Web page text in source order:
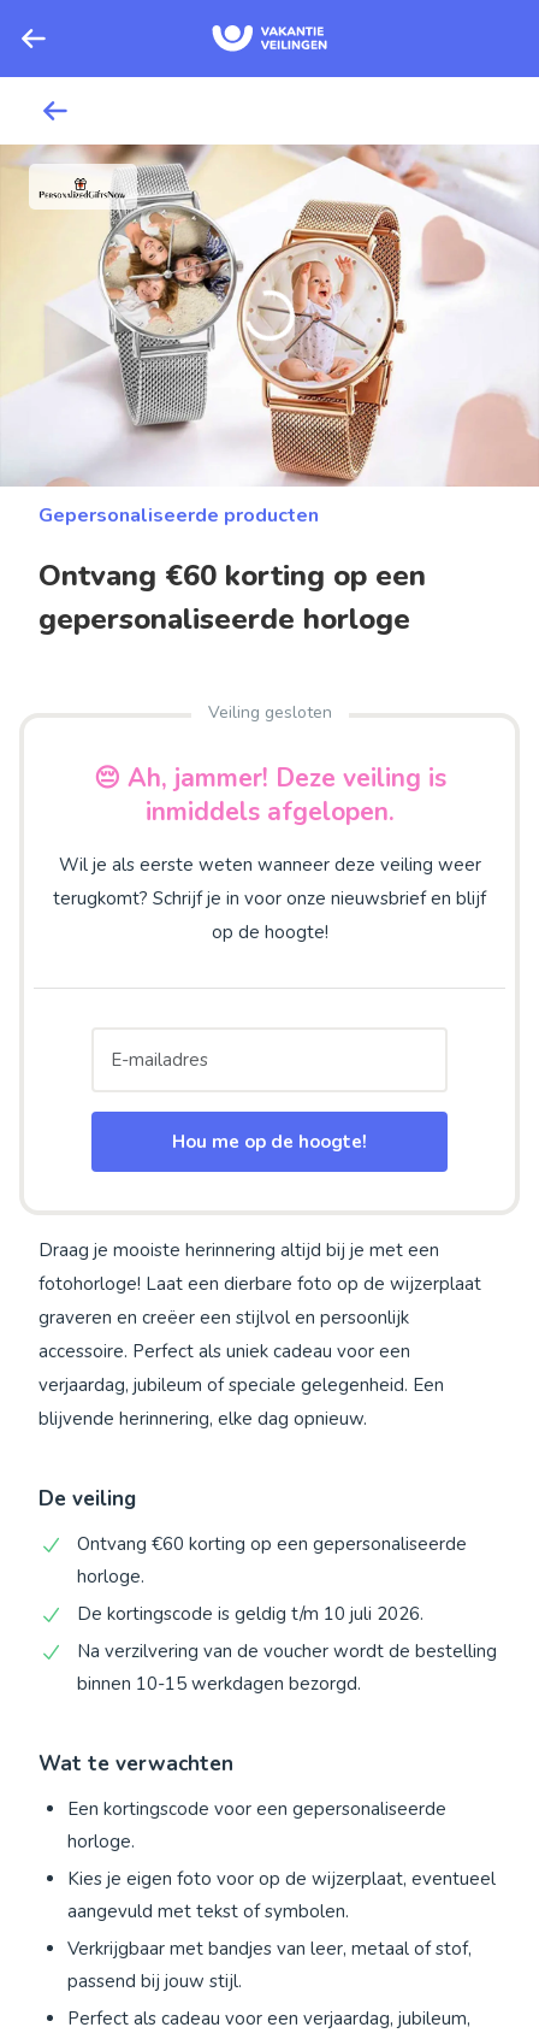
Gepersonaliseerde producten
Ontvang €60 korting op een
gepersonaliseerde horloge
Veiling gesloten
😔 Ah, jammer! Deze veiling is
inmiddels afgelopen.
Wil je als eerste weten wanneer deze veiling weer
terugkomt? Schrijf je in voor onze nieuwsbrief en blijf
op de hoogte!
Hou me op de hoogte!
Draag je mooiste herinnering altijd bij je met een
fotohorloge! Laat een dierbare foto op de wijzerplaat
graveren en creëer een stijlvol en persoonlijk
accessoire. Perfect als uniek cadeau voor een
verjaardag, jubileum of speciale gelegenheid. Een
blijvende herinnering, elke dag opnieuw.
De veiling
Ontvang €60 korting op een gepersonaliseerde
horloge.
De kortingscode is geldig t/m 10 juli 2026.
Na verzilvering van de voucher wordt de bestelling
binnen 10-15 werkdagen bezorgd.
Wat te verwachten
Een kortingscode voor een gepersonaliseerde
horloge.
Kies je eigen foto voor op de wijzerplaat, eventueel
aangevuld met tekst of symbolen.
Verkrijgbaar met bandjes van leer, metaal of stof,
passend bij jouw stijl.
Perfect als cadeau voor een verjaardag, jubileum,